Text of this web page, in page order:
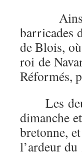
Ainsi se
barricades
de Blois,
roi de
Réformés,
Les
dimanche
bretonne,
l’ardeur